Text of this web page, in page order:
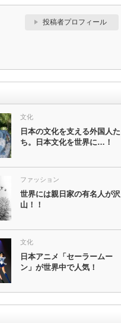
投稿者プロフィール
文化
日本の文化を支える外国人た
ち。日本文化を世界に…！
ファッション
世界には親日家の有名人が沢
山！！
文化
日本アニメ「セーラームー
ン」が世界中で人気！